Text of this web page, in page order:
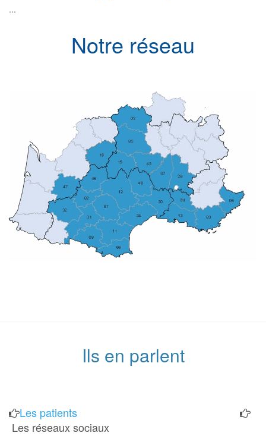
...
Notre réseau
Ils en parlent
Les patients
Les réseaux sociaux